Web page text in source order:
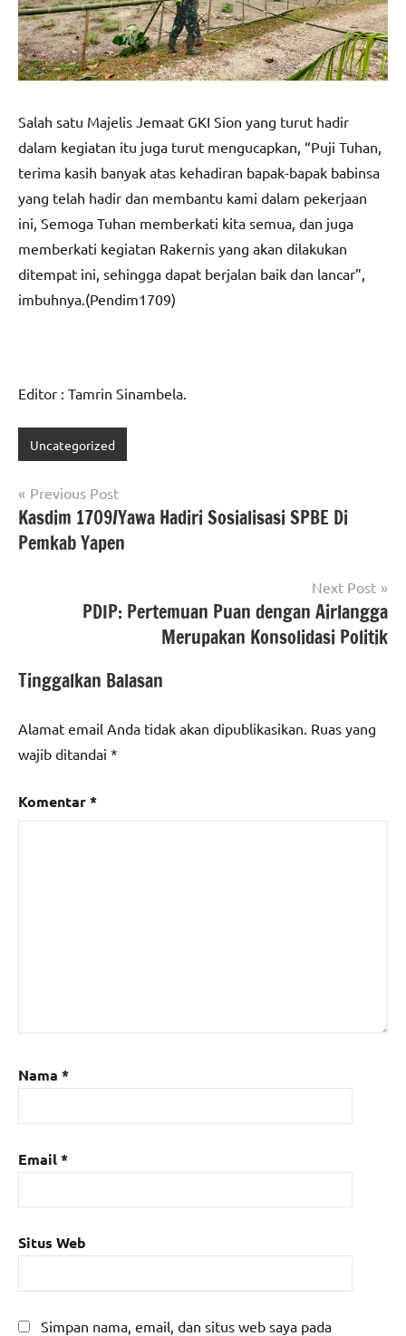
Salah satu Majelis Jemaat GKI Sion yang turut hadir
dalam kegiatan itu juga turut mengucapkan, “Puji Tuhan,
terima kasih banyak atas kehadiran bapak-bapak babinsa
yang telah hadir dan membantu kami dalam pekerjaan
ini, Semoga Tuhan memberkati kita semua, dan juga
memberkati kegiatan Rakernis yang akan dilakukan
ditempat ini, sehingga dapat berjalan baik dan lancar”,
imbuhnya.(Pendim1709)
Editor : Tamrin Sinambela.
Uncategorized
Navigasi
pos
Previous Post
Kasdim 1709/Yawa Hadiri Sosialisasi SPBE Di
Pemkab Yapen
Next Post
PDIP: Pertemuan Puan dengan Airlangga
Merupakan Konsolidasi Politik
Tinggalkan Balasan
Alamat email Anda tidak akan dipublikasikan. Ruas yang
wajib ditandai *
Komentar*
Nama *
Email*
Situs Web
Simpan nama, email, dan situs web saya pada